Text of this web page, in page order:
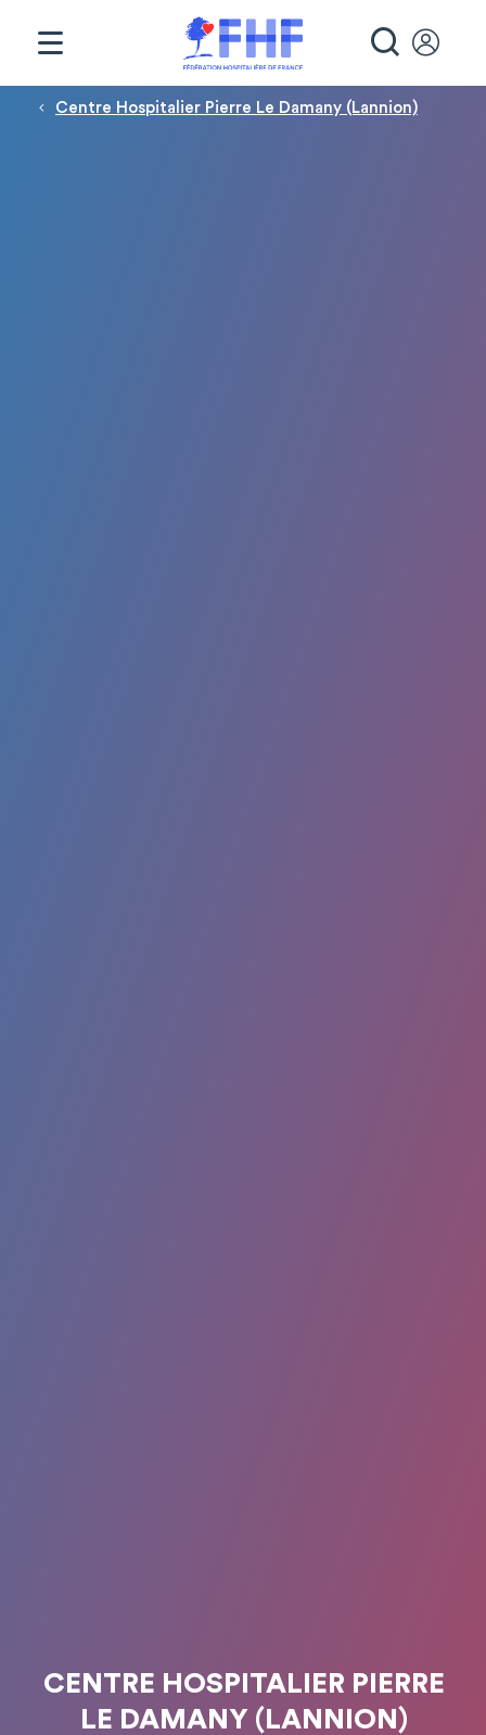
Fil d'Ariane
Centre Hospitalier Pierre Le Damany (Lannion)
CENTRE HOSPITALIER PIERRE
LE DAMANY (LANNION)
Panneau de gestion des cookies